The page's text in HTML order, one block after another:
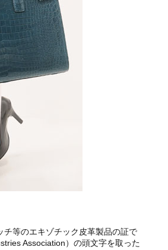
等のエキゾチック皮革製品の証で
Association）の頭文字を取った